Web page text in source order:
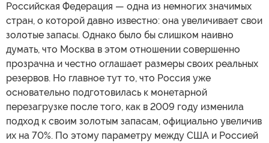
Российская Федерация — одна из немногих значимых
стран, о которой давно известно: она увеличивает свои
золотые запасы. Однако было бы слишком наивно
думать, что Москва в этом отношении совершенно
прозрачна и честно оглашает размеры своих реальных
резервов. Но главное тут то, что Россия уже
основательно подготовилась к монетарной
перезагрузке после того, как в 2009 году изменила
подход к своим золотым запасам, официально увеличив
их на 70%. По этому параметру между США и Россией